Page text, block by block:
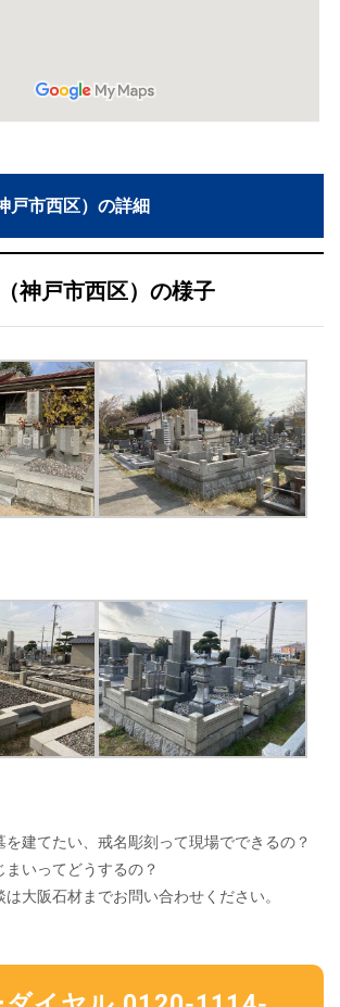
戸市西区）の詳細
神戸市西区）の様子
を建てたい、戒名彫刻って現場でできるの？
いってどうするの？
大阪石材までお問い合わせください。